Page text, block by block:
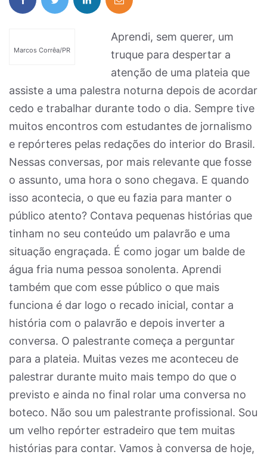
Marcos Corrêa/PR
Aprendi, sem querer, um
truque para despertar a
atenção de uma plateia que
assiste a uma palestra noturna depois de acordar
cedo e trabalhar durante todo o dia. Sempre tive
muitos encontros com estudantes de jornalismo
e repórteres pelas redações do interior do Brasil.
Nessas conversas, por mais relevante que fosse
o assunto, uma hora o sono chegava. E quando
isso acontecia, o que eu fazia para manter o
público atento? Contava pequenas histórias que
tinham no seu conteúdo um palavrão e uma
situação engraçada. É como jogar um balde de
água fria numa pessoa sonolenta. Aprendi
também que com esse público o que mais
funciona é dar logo o recado inicial, contar a
história com o palavrão e depois inverter a
conversa. O palestrante começa a perguntar
para a plateia. Muitas vezes me aconteceu de
palestrar durante muito mais tempo do que o
previsto e ainda no final rolar uma conversa no
boteco. Não sou um palestrante profissional. Sou
um velho repórter estradeiro que tem muitas
histórias para contar. Vamos à conversa de hoje,